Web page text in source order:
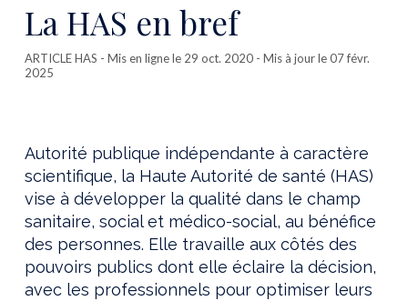
La HAS en bref
ARTICLE HAS - Mis en ligne le 29 oct. 2020 - Mis à jour le 07 févr.
2025
Autorité publique indépendante à caractère
scientifique, la Haute Autorité de santé (HAS)
vise à développer la qualité dans le champ
sanitaire, social et médico-social, au bénéfice
des personnes. Elle travaille aux côtés des
pouvoirs publics dont elle éclaire la décision,
avec les professionnels pour optimiser leurs